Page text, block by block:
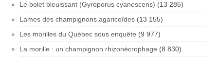
Le bolet bleuissant (Gyroporus cyanescens) (13 285)
Lames des champignons agaricoïdes (13 155)
Les morilles du Québec sous enquête (9 977)
La morille : un champignon rhizonécrophage (8 830)